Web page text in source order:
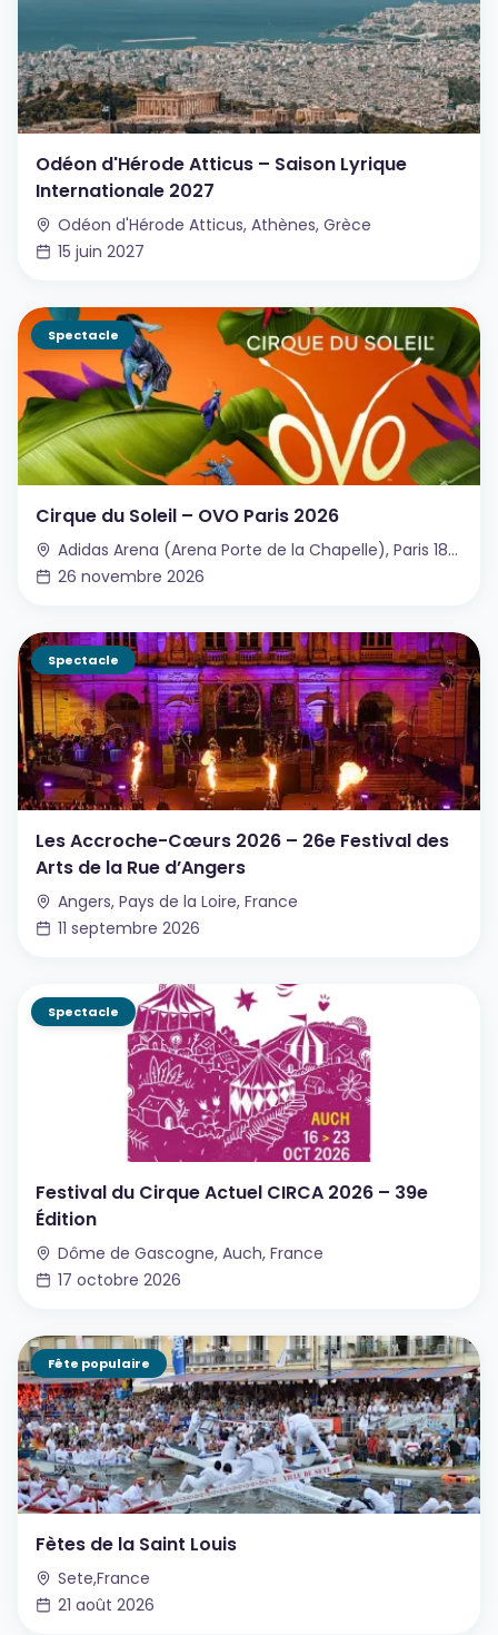
Odéon d'Hérode Atticus – Saison Lyrique
Internationale 2027
Odéon d'Hérode Atticus, Athènes, Grèce
15 juin 2027
Spectacle
Cirque du Soleil – OVO Paris 2026
Adidas Arena (Arena Porte de la Chapelle), Paris 18e, France
26 novembre 2026
Spectacle
Les Accroche-Cœurs 2026 – 26e Festival des
Arts de la Rue d’Angers
Angers, Pays de la Loire, France
11 septembre 2026
Spectacle
Festival du Cirque Actuel CIRCA 2026 – 39e
Édition
Dôme de Gascogne, Auch, France
17 octobre 2026
Fête populaire
Fètes de la Saint Louis
Sete,France
21 août 2026